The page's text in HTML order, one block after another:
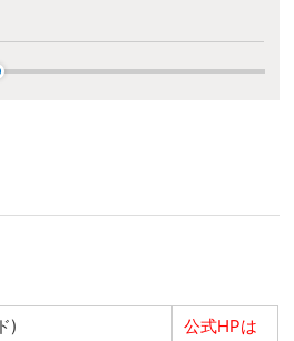
)
公式HPは